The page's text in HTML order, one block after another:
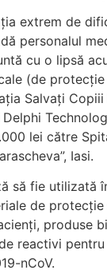
extrem de
personalul
cu o lipsă
(de
Salvați Copiii
lei către
Iasi.
să fie utilizată
de
produse
reactivi
nCoV.